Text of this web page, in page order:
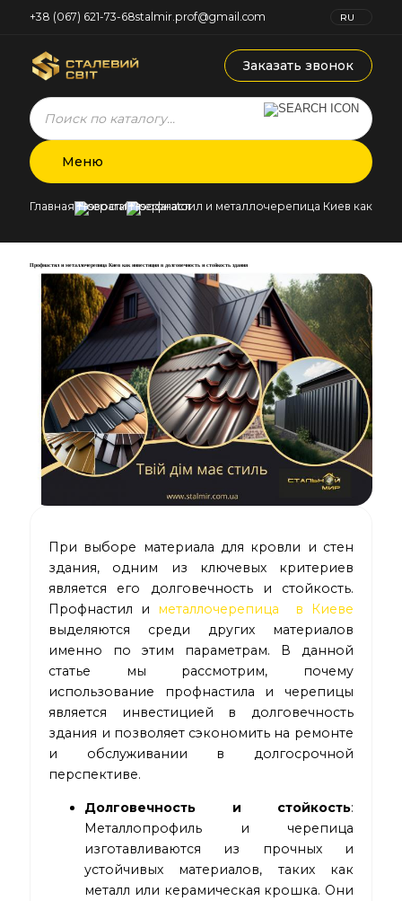
+38 (067) 621-73-68stalmir.prof@gmail.com
RU
Заказать звонок
Products
search
Меню
Главная Новости Профнастил и металлочерепица Киев как
Профнастил и металлочерепица Киев как инвестиция в долговечность и стойкость здания
При выборе материала для кровли и стен
здания, одним из ключевых критериев
является его долговечность и стойкость.
Профнастил и металлочерепица в Киеве
выделяются среди других материалов
именно по этим параметрам. В данной
статье мы рассмотрим, почему
использование профнастила и черепицы
является инвестицией в долговечность
здания и позволяет сэкономить на ремонте
и обслуживании в долгосрочной
перспективе.
Долговечность и стойкость:
Металлопрофиль и черепица
изготавливаются из прочных и
устойчивых материалов, таких как
металл или керамическая крошка. Они